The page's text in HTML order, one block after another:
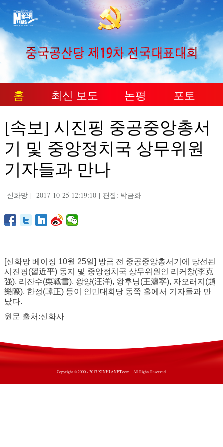
홈 최신 보도 논평 포토
[속보] 시진핑 중공중앙총서
기 및 중앙정치국 상무위원
기자들과 만나
신화망 | 2017-10-25 12:19:10 | 편집: 박금화
[신화망 베이징 10월 25일] 방금 전 중공중앙총서기에 당선된
시진핑(習近平) 동지 및 중앙정치국 상무위원인 리커창(李克
强), 리잔수(栗戰書), 왕양(汪洋), 왕후닝(王滬寧), 자오러지(趙
樂際), 한정(韓正) 등이 인민대회당 동쪽 홀에서 기자들과 만
났다.
원문 출처:신화사
Copyright © 2000 - 2017 XINHUANET.com All Rights Reserved.